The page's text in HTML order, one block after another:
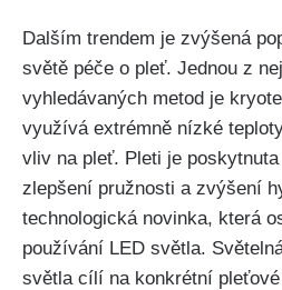
Dalším trendem je zvýšená
světě péče o ⁤pleť. Jednou z
vyhledávaných ⁤metod‍ je
využívá⁣ extrémně nízké
vliv‌ na pleť. Pleti ‌je
zlepšení pružnosti a zvýšení
technologická⁣ novinka, která
používání​ LED​ světla.
světla​ cílí‍ na konkrétní